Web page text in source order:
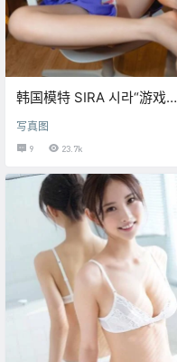
韩国模特 SIRA 시라“游戏女
写真图
9 23.7k